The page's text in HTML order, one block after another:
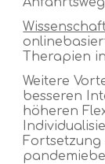
Therapien
Weitere
besseren
höheren